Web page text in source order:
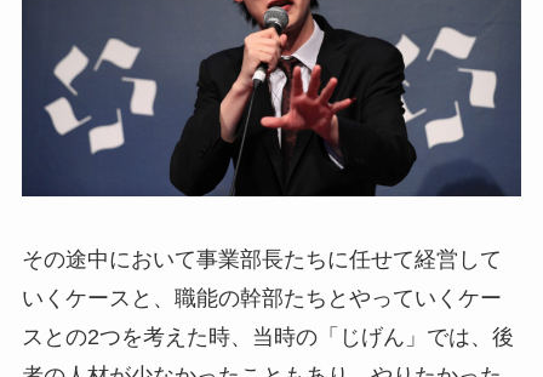
その途中において事業部長たちに任せて経営して
いくケースと、職能の幹部たちとやっていくケー
スとの2つを考えた時、当時の「じげん」では、後